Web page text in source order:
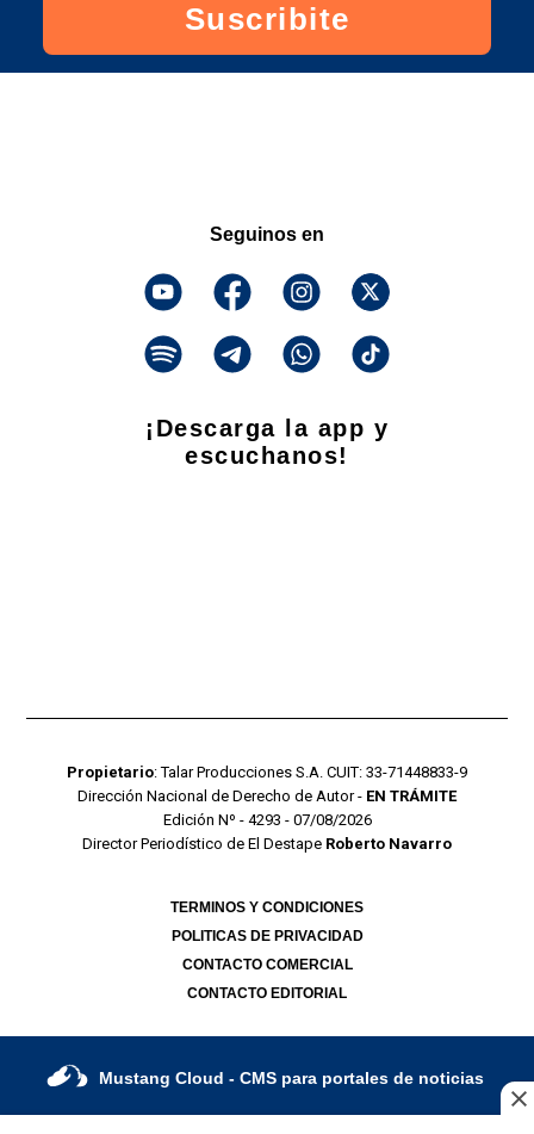
Suscribite
Seguinos en
¡Descarga la app y
escuchanos!
Propietario: Talar Producciones S.A. CUIT: 33-71448833-9
Dirección Nacional de Derecho de Autor - EN TRÁMITE
Edición Nº - 4293 - 07/08/2026
Director Periodístico de El Destape Roberto Navarro
TERMINOS Y CONDICIONES
POLITICAS DE PRIVACIDAD
CONTACTO COMERCIAL
CONTACTO EDITORIAL
Mustang Cloud - CMS para portales de noticias